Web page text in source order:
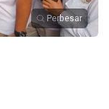
Perbesar